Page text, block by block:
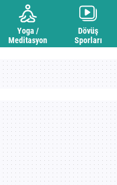
Yoga /
Meditasyon
Dövüş
Sporları